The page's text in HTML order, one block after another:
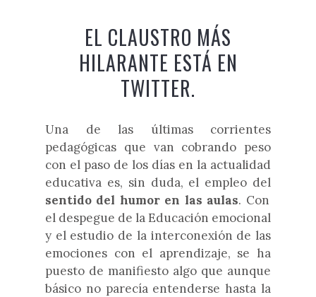
EL CLAUSTRO MÁS
HILARANTE ESTÁ EN
TWITTER.
Una de las últimas corrientes
pedagógicas que van cobrando peso
con el paso de los días en la actualidad
educativa es, sin duda, el empleo del
sentido del humor en las aulas. Con
el despegue de la Educación emocional
y el estudio de la interconexión de las
emociones con el aprendizaje, se ha
puesto de manifiesto algo que aunque
básico no parecía entenderse hasta la